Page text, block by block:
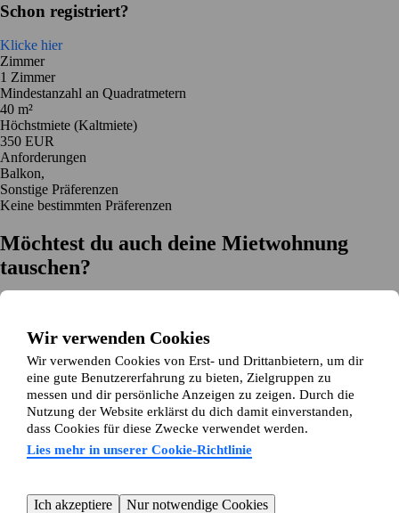
Wir verwenden Cookies
Wir verwenden Cookies von Erst- und Drittanbietern, um dir
eine gute Benutzererfahrung zu bieten, Zielgruppen zu
messen und dir persönliche Anzeigen zu zeigen. Durch die
Nutzung der Website erklärst du dich damit einverstanden,
dass Cookies für diese Zwecke verwendet werden.
Lies mehr in unserer Cookie-Richtlinie
Ich akzeptiere Nur notwendige Cookies
Schon registriert?
Klicke hier
Zimmer
1 Zimmer
Mindestanzahl an Quadratmetern
40 m²
Höchstmiete (Kaltmiete)
350 EUR
Anforderungen
Balkon,
Sonstige Präferenzen
Keine bestimmten Präferenzen
Möchtest du auch deine Mietwohnung
tauschen?
Einfache Registrierung in 2 Minuten
Jetzt gratis loslegen
Loslegen
Jetzt gratis loslegen Anzeigen suchenAnmelden
Mehr lesen
Neuigkeiten und Tipps
Über Wohnungsswap.de
Kundenservice